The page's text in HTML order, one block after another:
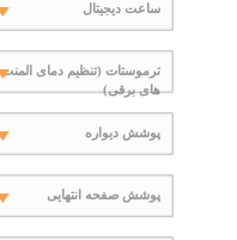
ساعت دیجیتال
ترموستات (تنظیم دمای المنت
های برقی)
پوشش دیواره
پوشش صفحه انتهایی